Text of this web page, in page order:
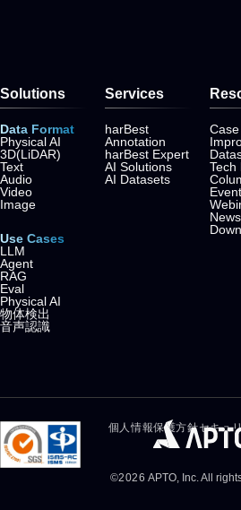
Solutions
Data Format
Physical AI
3D(LiDAR)
Text
Audio
Video
Image
Use Cases
LLM
Agent
RAG
Eval
Physical AI
物体検出
音声認識
Services
harBest
Annotation
harBest Expert
AI Solutions
AI Datasets
Tech
News
個人情報保護方針セキュ
©2026 APTO, Inc. All